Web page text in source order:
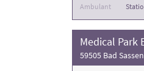
Ambulant
Medical Park
59505 Bad